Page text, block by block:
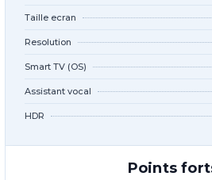
Taille ecran
Resolution
Smart TV (OS)
Assistant vocal
HDR
Points